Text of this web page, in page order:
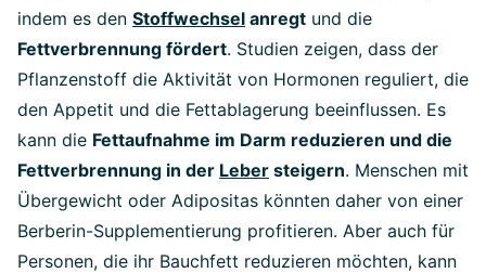
indem es den Stoffwechsel anregt und die
Fettverbrennung fördert. Studien zeigen, dass der
Pflanzenstoff die Aktivität von Hormonen reguliert, die
den Appetit und die Fettablagerung beeinflussen. Es
kann die Fettaufnahme im Darm reduzieren und die
Fettverbrennung in der Leber steigern. Menschen mit
Übergewicht oder Adipositas könnten daher von einer
Berberin-Supplementierung profitieren. Aber auch für
Personen, die ihr Bauchfett reduzieren möchten, kann